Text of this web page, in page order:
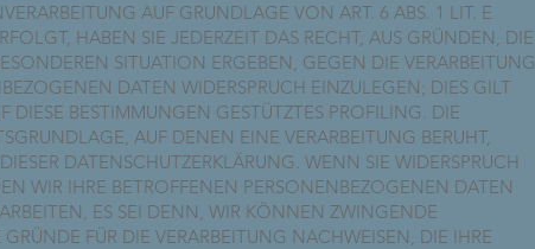
AUF GRUNDLAGE VON ART. 6 ABS. 1 LIT. E
HABEN SIE JEDERZEIT DAS RECHT, AUS GRÜNDEN, DIE
SITUATION ERGEBEN, GEGEN DIE VERARBEITUNG
DATEN WIDERSPRUCH EINZULEGEN; DIES GILT
DIESE BESTIMMUNGEN GESTÜTZTES PROFILING. DIE
AUF DENEN EINE VERARBEITUNG BERUHT,
DATENSCHUTZERKLÄRUNG. WENN SIE WIDERSPRUCH
WIR IHRE BETROFFENEN PERSONENBEZOGENEN DATEN
ES SEI DENN, WIR KÖNNEN ZWINGENDE
GRÜNDE FÜR DIE VERARBEITUNG NACHWEISEN, DIE IHRE